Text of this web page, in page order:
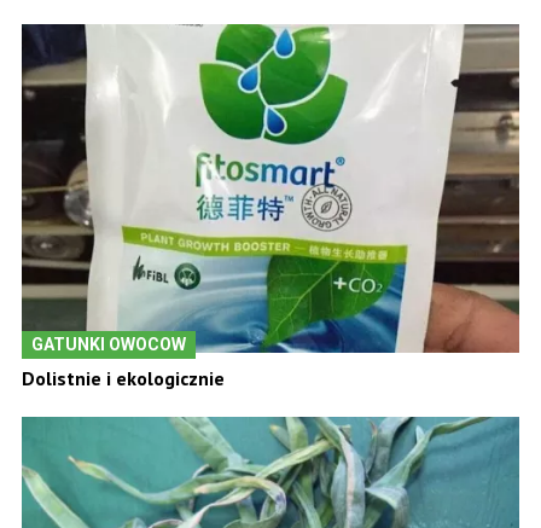
GATUNKI OWOCOW
Dolistnie i ekologicznie